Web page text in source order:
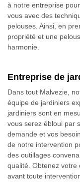
à notre entreprise
vous avec des
pelouses. Ainsi, en
propriété et une
harmonie.
Entreprise de
Dans tout Malvezie,
équipe de jardiniers
jardiniers sont en
vous serez ébloui par
demande et vos
de notre intervention
des outillages
qualité. Obtenez votre
avant toute